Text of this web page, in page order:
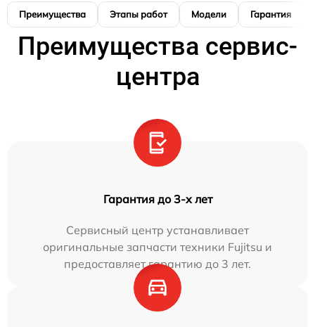
Преимущества Этапы работ Модели Гарантия
Преимущества сервис-
центра
Гарантия до 3-х лет
Сервисный центр устанавливает
оригинальные запчасти техники Fujitsu и
предоставляет гарантию до 3 лет.